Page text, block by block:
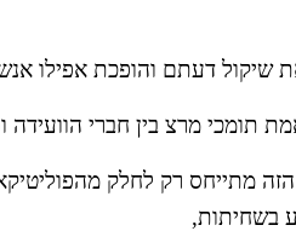
שיקול דעתם והופכת אפילו
תומכי מרצ בין חברי הוועידה
בשחיתות,